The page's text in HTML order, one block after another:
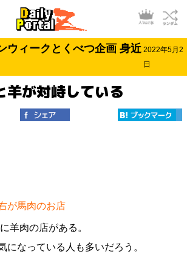
ウィークとくべつ企画 身近 2022年5月2
日
羊が対峙している
が馬肉のお店
羊肉の店がある。
になっている人も多いだろう。